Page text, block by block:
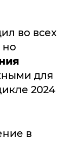
во всех
но
для
2024
в